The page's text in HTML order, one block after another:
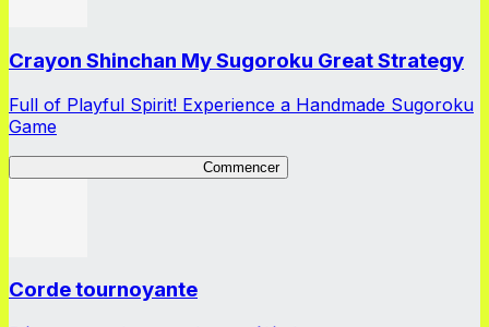
Crayon Shinchan My Sugoroku Great Strategy
Full of Playful Spirit! Experience a Handmade Sugoroku
Game
Commencer
Corde tournoyante